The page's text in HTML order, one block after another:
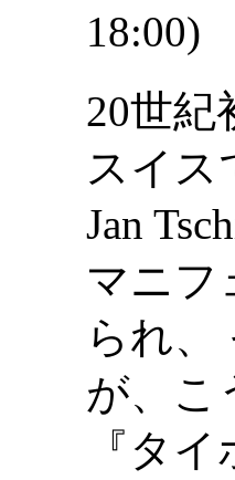
18:00)
20世紀
スイス
Jan
マニ
られ、
が、こ
『タ